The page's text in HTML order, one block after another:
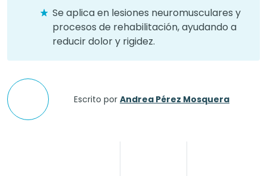
Se aplica en lesiones neuromusculares y
procesos de rehabilitación, ayudando a
reducir dolor y rigidez.
Escrito por Andrea Pérez Mosquera